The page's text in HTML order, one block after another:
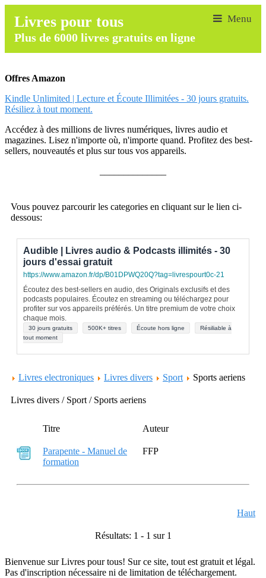
Livres pour tous
Plus de 6000 livres gratuits en ligne
Offres Amazon
Kindle Unlimited | Lecture et Écoute Illimitées - 30 jours gratuits.
Résiliez à tout moment.
Accédez à des millions de livres numériques, livres audio et
magazines. Lisez n'importe où, n'importe quand. Profitez des best-
sellers, nouveautés et plus sur tous vos appareils.
Vous pouvez parcourir les categories en cliquant sur le lien ci-
dessous:
Audible | Livres audio & Podcasts illimités - 30
jours d'essai gratuit
https://www.amazon.fr/dp/B01DPWQ20Q?tag=livrespourt0c-21
Écoutez des best-sellers en audio, des Originals exclusifs et des
podcasts populaires. Écoutez en streaming ou téléchargez pour
profiter sur vos appareils préférés. Un titre premium de votre choix
chaque mois.
30 jours gratuits 500K+ titres Écoute hors ligne
Résiliable à
tout moment
Livres electroniques Livres divers Sport Sports aeriens
Livres divers / Sport / Sports aeriens
Titre Auteur
Parapente - Manuel de
formation
FFP
Haut
Résultats: 1 - 1 sur 1
Bienvenue sur Livres pour tous! Sur ce site, tout est gratuit et légal.
Pas d'inscription nécessaire ni de limitation de téléchargement.